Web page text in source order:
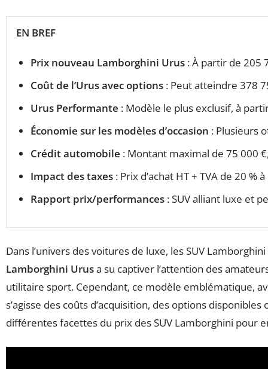
EN BREF
Prix nouveau Lamborghini Urus : À partir de 205
Coût de l’Urus avec options : Peut atteindre 378
Urus Performante : Modèle le plus exclusif, à
Économie sur les modèles d’occasion : Plusieurs
Crédit automobile : Montant maximal de 75 000
Impact des taxes : Prix d’achat HT + TVA de 20 %
Rapport prix/performances : SUV alliant luxe et
Dans l’univers des voitures de luxe, les SUV
Lamborghini Urusa su captiver l’attention des
utilitaire sport. Cependant, ce modèle emblématique,
s’agisse des coûts d’acquisition, des options
différentes facettes du prix des SUV Lamborghini pour